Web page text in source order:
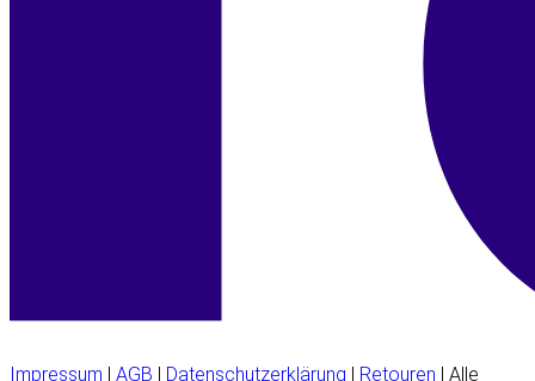
Impressum | AGB | Datenschutzerklärung | Retouren | Alle